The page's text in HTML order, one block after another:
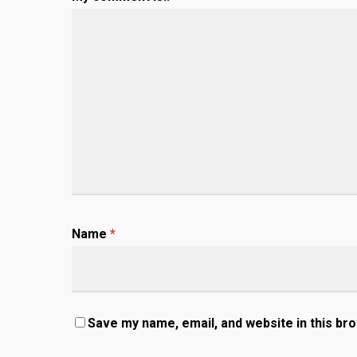
Name *
Save my name, email, and website in this